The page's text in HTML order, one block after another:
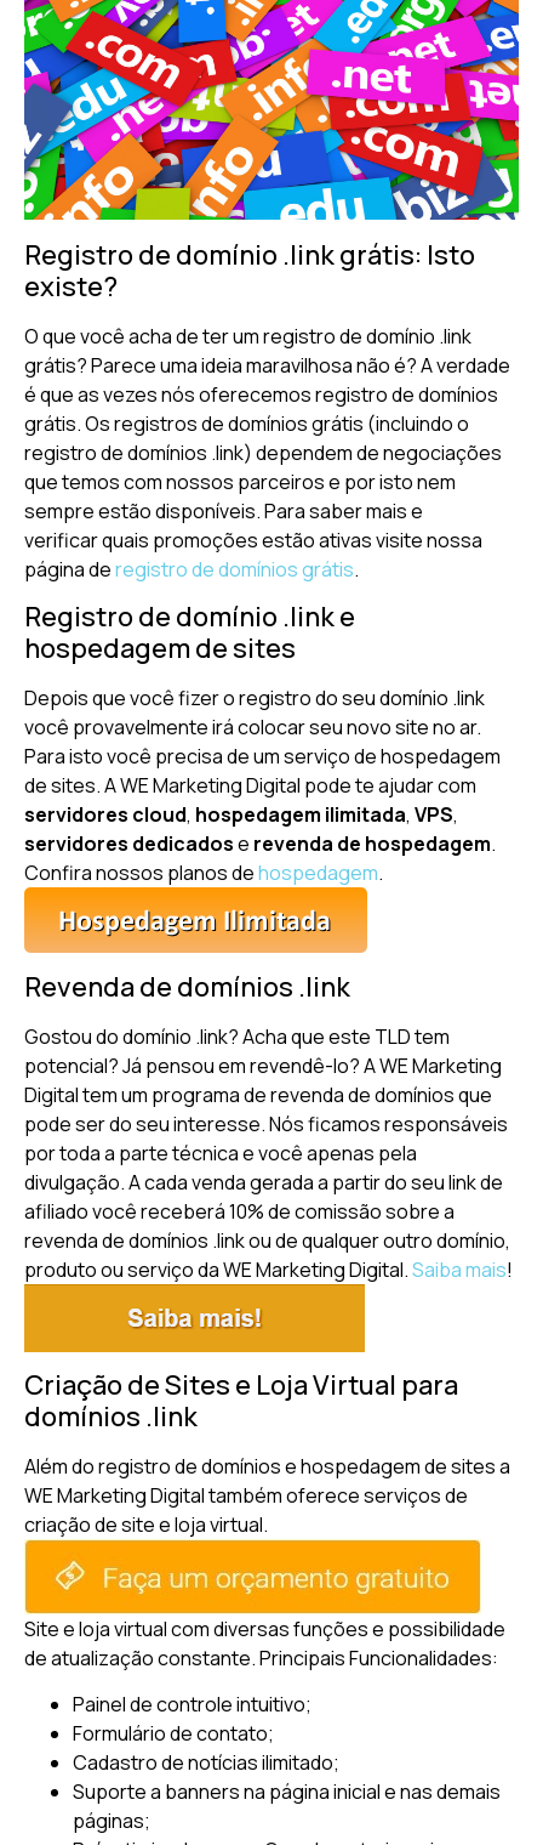
Registro de domínio .link grátis: Isto
existe?
O que você acha de ter um registro de domínio .link
grátis? Parece uma ideia maravilhosa não é? A verdade
é que as vezes nós oferecemos registro de domínios
grátis. Os registros de domínios grátis (incluindo o
registro de domínios .link) dependem de negociações
que temos com nossos parceiros e por isto nem
sempre estão disponíveis. Para saber mais e
verificar quais promoções estão ativas visite nossa
página deregistro de domínios grátis.
Registro de domínio .link e
hospedagem de sites
Depois que você fizer o registro do seu domínio .link
você provavelmente irá colocar seu novo site no ar.
Para isto você precisa de um serviço de hospedagem
de sites. A WE Marketing Digital pode te ajudar com
servidores cloud, hospedagem ilimitada, VPS,
servidores dedicadose revenda de hospedagem.
Confira nossos planos dehospedagem.
Revenda de domínios .link
Gostou do domínio .link? Acha que este TLD tem
potencial? Já pensou em revendê-lo? A WE Marketing
Digital tem um programa de revenda de domínios que
pode ser do seu interesse. Nós ficamos responsáveis
por toda a parte técnica e você apenas pela
divulgação. A cada venda gerada a partir do seu link de
afiliado você receberá 10% de comissão sobre a
revenda de domínios .link ou de qualquer outro domínio,
produto ou serviço da WE Marketing Digital.Saiba mais!
Criação de Sites e Loja Virtual para
domínios .link
Além do registro de domínios e hospedagem de sites a
WE Marketing Digital também oferece serviços de
criação de site e loja virtual.
Site e loja virtual com diversas funções e possibilidade
de atualização constante.Principais Funcionalidades:
Painel de controle intuitivo;
Formulário de contato;
Cadastro de notícias ilimitado;
Suporte a banners na página inicial e nas demais
páginas;